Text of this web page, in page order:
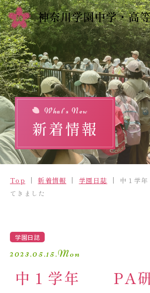
アクセス
入試情報
Top
新着情報
学校紹介
学園生活
進路・進学
入試情報
What’s New
新着情報
Top 新着情報 学園日誌
中１学
てきました
学園日誌
2023.05.15.Mon
中１学年 PA研